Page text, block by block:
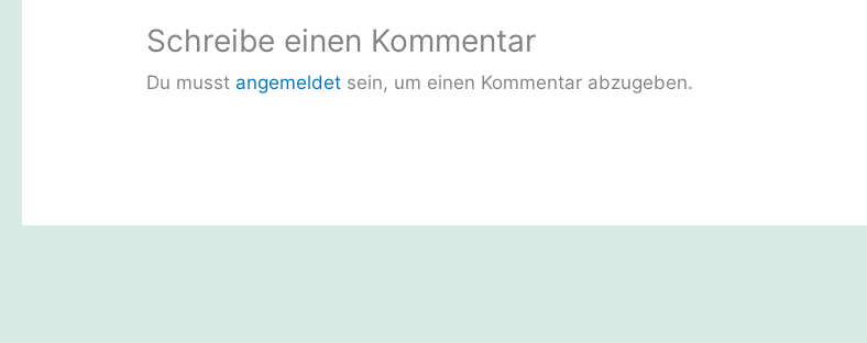
Schreibe einen Kommentar
Du musst angemeldet sein, um einen Kommentar abzugeben.